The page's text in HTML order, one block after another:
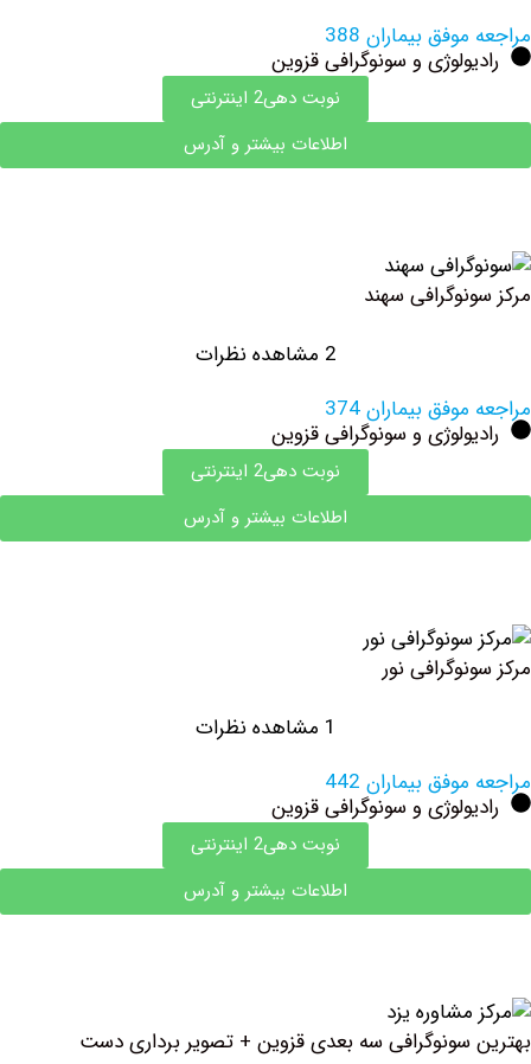
بیماران 388
و سونوگرافی قزوین
نوبت دهی2 اینترنتی
اطلاعات بیشتر و آدرس
سهند
بیماران 374
و سونوگرافی قزوین
نوبت دهی2 اینترنتی
اطلاعات بیشتر و آدرس
نور
بیماران 442
و سونوگرافی قزوین
نوبت دهی2 اینترنتی
اطلاعات بیشتر و آدرس
سه بعدی قزوین + تصویر برداری دست